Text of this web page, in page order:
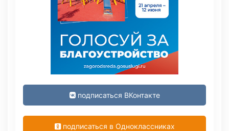
подписаться ВКонтакте
подписаться в Одноклассниках